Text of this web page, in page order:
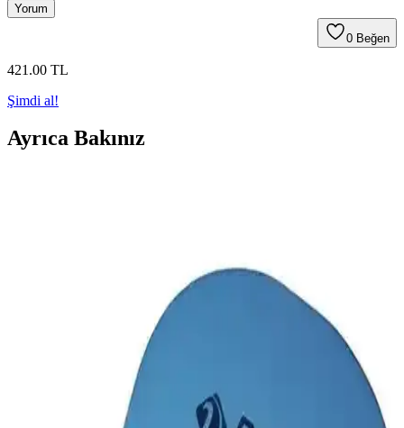
Yorum
0 Beğen
421 .00 TL
Şimdi al!
Ayrıca Bakınız
detaylı karşılaştırıyoruz. Kullanım alanları, kullanıcı yorumları ve
özellikler ile doğru seçimi yapmanıza yardımcı oluyoruz.
2025'te Kaslarınızı Zirveye Taşıyacak MuscleCloth
Kaslarınızı güçlendirin ve dayanıklılığınızı artırın. MuscleCloth
Loop Band'in avantajlarını hemen keşfedin! Detayları
öğrenin! synopsis":"MuscleCloth Loop Band Direnç B